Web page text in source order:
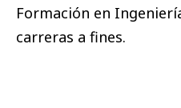
Formación en
carreras a fines.